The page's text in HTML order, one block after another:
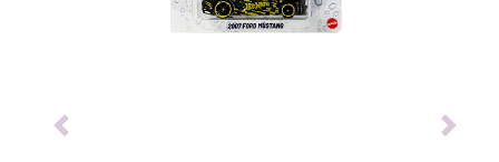
Previous Next